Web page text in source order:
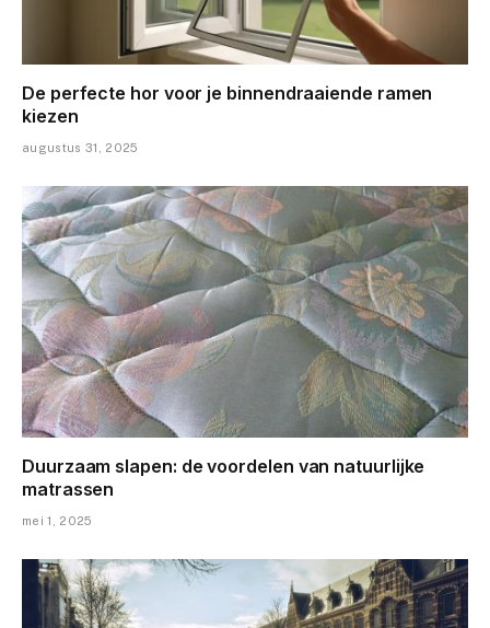
De perfecte hor voor je binnendraaiende ramen
kiezen
augustus 31, 2025
Duurzaam slapen: de voordelen van natuurlijke
matrassen
mei 1, 2025